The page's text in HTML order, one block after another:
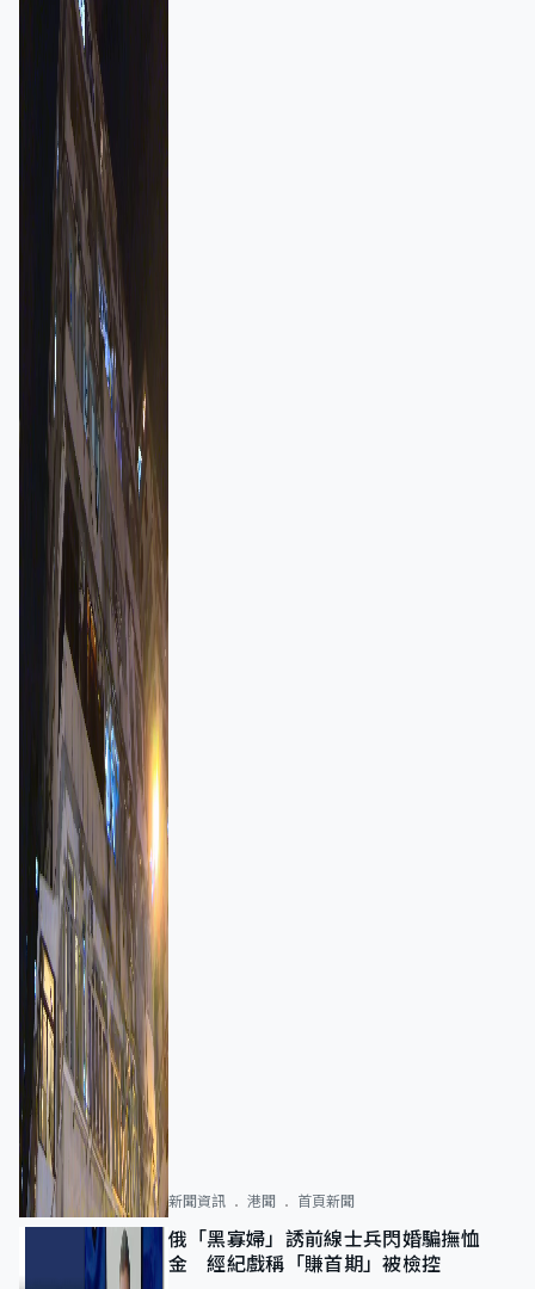
新聞資訊 港聞 首頁新聞
俄「黑寡婦」誘前線士兵閃婚騙撫恤
金 經紀戲稱「賺首期」被檢控